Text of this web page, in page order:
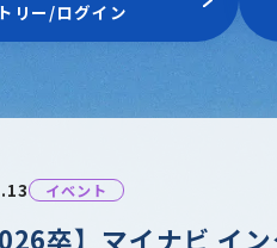
リー/ログイン
イベント
卒】マイナビ イ